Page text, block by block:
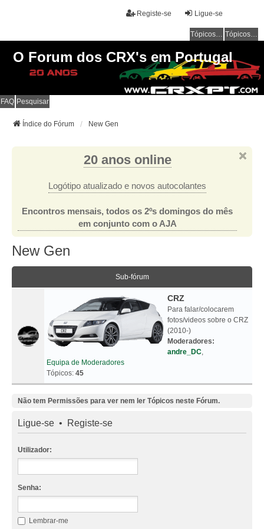
Ligue-se
Registe-se
Tópicos sem resposta Tópicos ativos
O Forum dos CRX's em Portugal
FAQ Pesquisar
Índice do Fórum New Gen
20 anos online
Logótipo atualizado e novos autocolantes
Encontros mensais, todos os 2ºs domingos do mês
em conjunto com o AJA
New Gen
Sub-fórum
CRZ
Para falar/colocarem
fotos/videos sobre o CRZ
(2010-)
Moderadores:
andre_DC,
Equipa de Moderadores
Tópicos: 45
Não tem Permissões para ver nem ler Tópicos neste Fórum.
Ligue-se • Registe-se
Utilizador:
Senha:
Lembrar-me